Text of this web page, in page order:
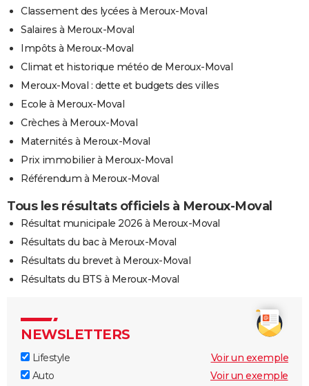
Classement des lycées à Meroux-Moval
Salaires à Meroux-Moval
Impôts à Meroux-Moval
Climat et historique météo de Meroux-Moval
Meroux-Moval : dette et budgets des villes
Ecole à Meroux-Moval
Crèches à Meroux-Moval
Maternités à Meroux-Moval
Prix immobilier à Meroux-Moval
Référendum à Meroux-Moval
Tous les résultats officiels à Meroux-Moval
Résultat municipale 2026 à Meroux-Moval
Résultats du bac à Meroux-Moval
Résultats du brevet à Meroux-Moval
Résultats du BTS à Meroux-Moval
NEWSLETTERS
Lifestyle
Voir un exemple
Auto
Voir un exemple